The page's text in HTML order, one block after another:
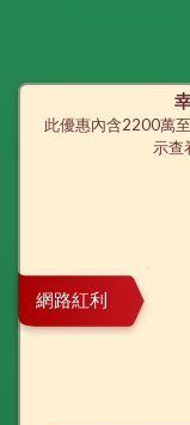
此優惠內含2200萬
示查
網路紅利